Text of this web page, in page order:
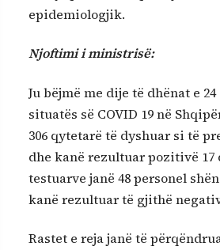
epidemiologjik.
Njoftimi i ministrisë:
Ju bëjmë me dije të dhënat e
situatës së COVID 19 në
306 qytetarë të dyshuar si të
dhe kanë rezultuar pozitivë 17
testuarve janë 48 personel
kanë rezultuar të gjithë
Rastet e reja janë të